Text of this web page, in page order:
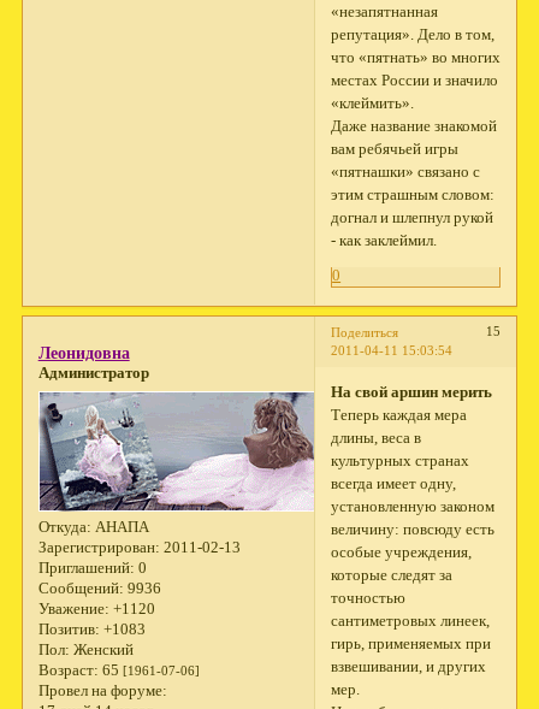
«незапятнанная
репутация». Дело в том,
что «пятнать» во многих
местах России и значило
«клеймить».
Даже название знакомой
вам ребячьей игры
«пятнашки» связано с
этим страшным словом:
догнал и шлепнул рукой
- как заклеймил.
0
Поделиться
15
2011-04-11 15:03:54
Леонидовна
Администратор
Откуда: АНАПА
Зарегистрирован: 2011-02-13
Приглашений: 0
Сообщений: 9936
Уважение: +1120
Позитив: +1083
Пол: Женский
Возраст: 65 [1961-07-06]
Провел на форуме:
На свой аршин мерить
Теперь каждая мера
длины, веса в
культурных странах
всегда имеет одну,
установленную законом
величину: повсюду есть
особые учреждения,
которые следят за
точностью
сантиметровых линеек,
гирь, применяемых при
взвешивании, и других
мер.